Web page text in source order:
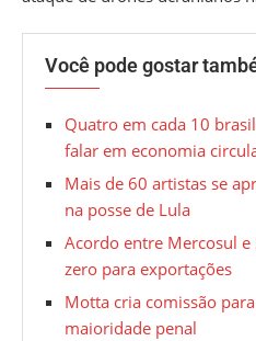
Você pode gostar
Quatro em cada 10
falar em economia
Mais de 60 artistas se
na posse de Lula
Acordo entre Mercosul
zero para exportações
Motta cria comissão
maioridade penal